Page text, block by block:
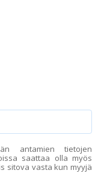
antamien tietojen
saattaa olla myös
sitova vasta kun myyjä